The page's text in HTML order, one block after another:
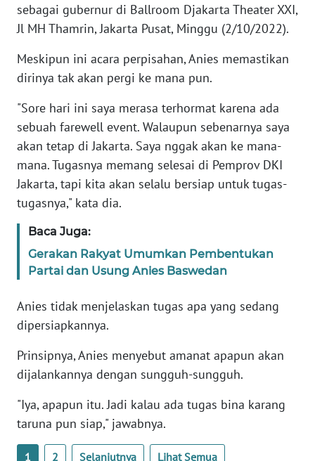
sebagai gubernur di Ballroom Djakarta Theater XXI,
Jl MH Thamrin, Jakarta Pusat, Minggu (2/10/2022).
Meskipun ini acara perpisahan, Anies memastikan
dirinya tak akan pergi ke mana pun.
"Sore hari ini saya merasa terhormat karena ada
sebuah farewell event. Walaupun sebenarnya saya
akan tetap di Jakarta. Saya nggak akan ke mana-
mana. Tugasnya memang selesai di Pemprov DKI
Jakarta, tapi kita akan selalu bersiap untuk tugas-
tugasnya," kata dia.
Baca Juga:
Gerakan Rakyat Umumkan Pembentukan
Partai dan Usung Anies Baswedan
Anies tidak menjelaskan tugas apa yang sedang
dipersiapkannya.
Prinsipnya, Anies menyebut amanat apapun akan
dijalankannya dengan sungguh-sungguh.
"Iya, apapun itu. Jadi kalau ada tugas bina karang
taruna pun siap," jawabnya.
1 2 Selanjutnya Lihat Semua
TENTANG
PEDOMAN
SIBER
REDAKSI
KARIR
Wahana
Regional
SUMUT
WN
JAKARTA
WN